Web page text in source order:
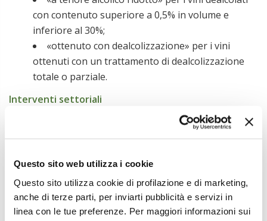
Questo sito web utilizza i cookie
Questo sito utilizza cookie di profilazione e di marketing,
anche di terze parti, per inviarti pubblicità e servizi in
linea con le tue preferenze. Per maggiori informazioni sui
con contenuto superiore a 0,5% in volume e
inferiore al 30%;
«ottenuto con dealcolizzazione» per i vini
ottenuti con un trattamento di dealcolizzazione
totale o parziale.
Interventi settoriali
In aggiunta, sono state introdotte anche due nuove
misure:
organismi nocivi;
l’estirpazione permanente di vigneti produttivi.
Sono inoltre previsti incentivi più generosi per la
misura della promozione nei Paesi terzi. Infine, ci sono